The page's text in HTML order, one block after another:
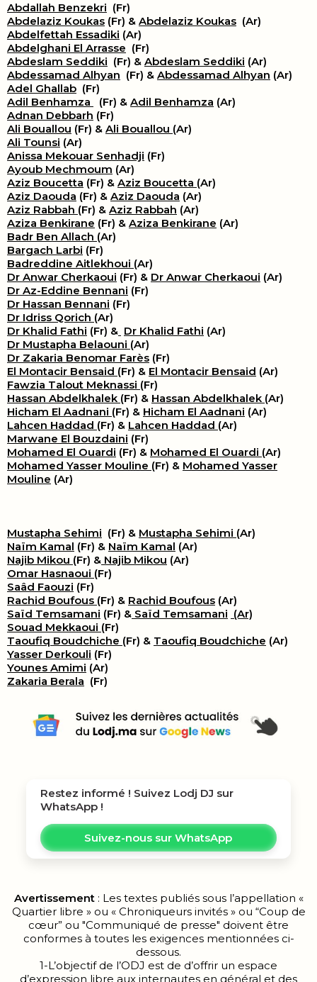
Abdallah Benzekri (Fr)
Abdelaziz Koukas (Fr) & Abdelaziz Koukas (Ar)
Abdelfettah Essadiki (Ar)
Abdelghani El Arrasse (Fr)
Abdeslam Seddiki (Fr) & Abdeslam Seddiki (Ar)
Abdessamad Alhyan (Fr) & Abdessamad Alhyan (Ar)
Adel Ghallab (Fr)
Adil Benhamza
(Fr) & Adil Benhamza (Ar)
Adnan Debbarh (Fr)
Ali Bouallou (Fr) & Ali Bouallou (Ar)
Ali Tounsi (Ar)
Anissa Mekouar Senhadji (Fr)
Ayoub Mechmoum (Ar)
Aziz Boucetta (Fr) & Aziz Boucetta (Ar)
Aziz Daouda (Fr) & Aziz Daouda (Ar)
Aziz Rabbah (Fr) & Aziz Rabbah (Ar)
Aziza Benkirane (Fr) & Aziza Benkirane (Ar)
Badr Ben Allach (Ar)
Bargach Larbi (Fr)
Badreddine Aitlekhoui (Ar)
Dr Anwar Cherkaoui (Fr) & Dr Anwar Cherkaoui (Ar)
Dr Az-Eddine Bennani (Fr)
Dr Hassan Bennani (Fr)
Dr Idriss Qorich (Ar)
Dr Khalid Fathi (Fr) & Dr Khalid Fathi (Ar)
Dr Mustapha Belaouni (Ar)
Dr Zakaria Benomar Farès (Fr)
El Montacir Bensaid (Fr) & El Montacir Bensaid (Ar)
Fawzia Talout Meknassi (Fr)
Hassan Abdelkhalek (Fr) & Hassan Abdelkhalek (Ar)
Hicham El Aadnani (Fr) & Hicham El Aadnani (Ar)
Lahcen Haddad (Fr) & Lahcen Haddad (Ar)
Marwane El Bouzdaini (Fr)
Mohamed El Ouardi (Fr) & Mohamed El Ouardi (Ar)
Mohamed Yasser Mouline (Fr) & Mohamed Yasser
Mouline (Ar)
Mustapha Sehimi (Fr) & Mustapha Sehimi (Ar)
Naïm Kamal (Fr) & Naïm Kamal (Ar)
Najib Mikou (Fr) & Najib Mikou (Ar)
Omar Hasnaoui (Fr)
Saâd Faouzi (Fr)
Rachid Boufous (Fr) & Rachid Boufous (Ar)
Saïd Temsamani (Fr) & Saïd Temsamani (Ar)
Souad Mekkaoui (Fr)
Taoufiq Boudchiche (Fr) & Taoufiq Boudchiche (Ar)
Yasser Derkouli (Fr)
Younes Amimi (Ar)
Zakaria Berala (Fr)
Restez informé ! Suivez Lodj DJ sur
WhatsApp !
Suivez-nous sur WhatsApp
Avertissement: Les textes publiés sous l’appellation «
Quartier libre » ou « Chroniqueurs invités » ou “Coup de
cœur” ou "Communiqué de presse" doivent être
conformes à toutes les exigences mentionnées ci-
dessous.
1-L’objectif de l’ODJ est de d’offrir un espace
d’expression libre aux internautes en général et des